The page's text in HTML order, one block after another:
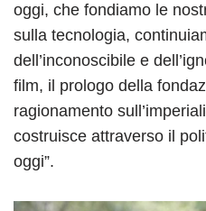
oggi, che fondiamo le
sulla tecnologia,
dell’inconoscibile e
film, il prologo della
ragionamento
costruisce attraverso il
oggi”.